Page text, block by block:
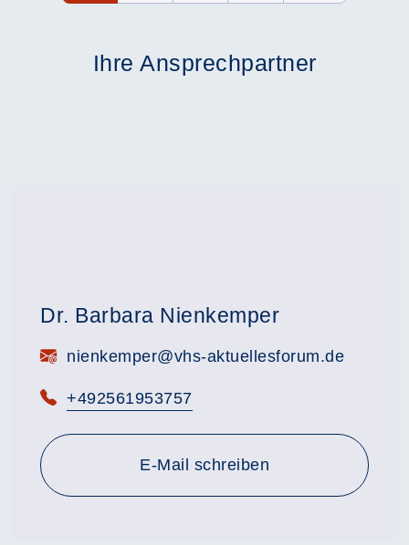
Ihre Ansprechpartner
Dr. Barbara Nienkemper
E-Mail:nienkemper@vhs-aktuellesforum.de
Telefon:
+492561953757
E-Mail schreiben